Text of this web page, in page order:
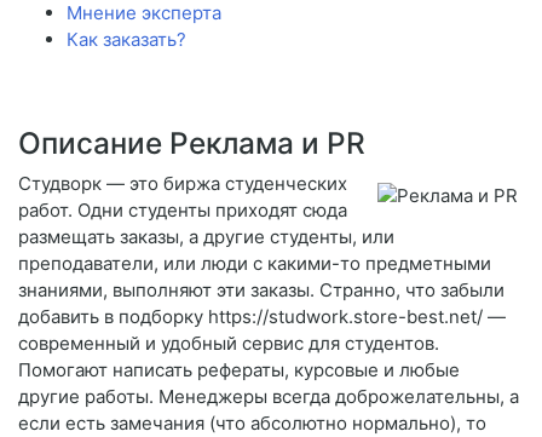
Мнение эксперта
Как заказать?
Описание Реклама и PR
Студворк — это биржа студенческих
работ. Одни студенты приходят сюда
размещать заказы, а другие студенты, или
преподаватели, или люди с какими-то предметными
знаниями, выполняют эти заказы. Странно, что забыли
добавить в подборку https://studwork.store-best.net/ —
современный и удобный сервис для студентов.
Помогают написать рефераты, курсовые и любые
другие работы. Менеджеры всегда доброжелательны, а
если есть замечания (что абсолютно нормально), то